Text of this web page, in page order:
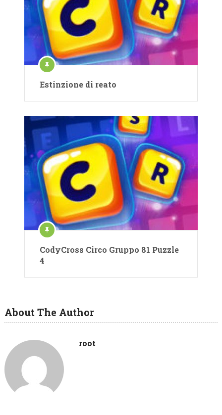
Estinzione di reato
CodyCross Circo Gruppo 81 Puzzle
4
About The Author
root